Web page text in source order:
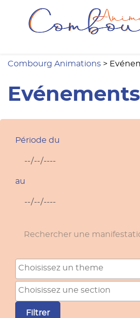
Combourg Animations >
Evénements
Période du
au
Rechercher une
Theme
Section
Filtrer